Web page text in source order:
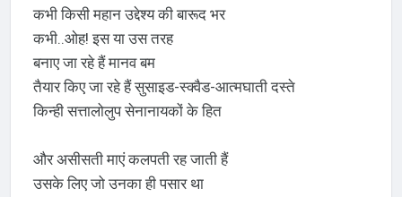
कभी किसी महान उद्देश्य की बारूद भर
कभी..ओह! इस या उस तरह
बनाए जा रहे हैं मानव बम
तैयार किए जा रहे हैं सुसाइड-स्क्वैड-आत्मघाती दस्ते
किन्ही सत्तालोलुप सेनानायकों के हित
और असीसती माएं कलपती रह जाती हैं
उसके लिए जो उनका ही पसार था